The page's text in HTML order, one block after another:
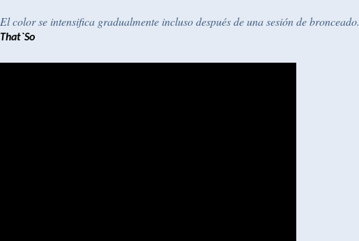
El color se intensifica gradualmente incluso después de una sesión de bronceado.
That`So